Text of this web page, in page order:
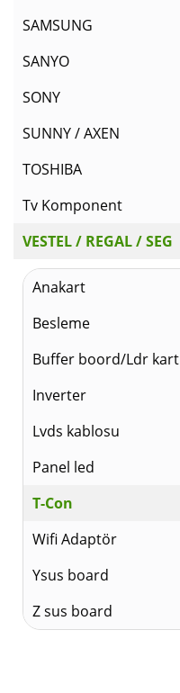
SAMSUNG
SANYO
SONY
SUNNY / AXEN
TOSHIBA
Tv Komponent
VESTEL / REGAL / SEG
Anakart
Besleme
Buffer boord/Ldr kart
Inverter
Lvds kablosu
Panel led
T-Con
Wifi Adaptör
Ysus board
Z sus board